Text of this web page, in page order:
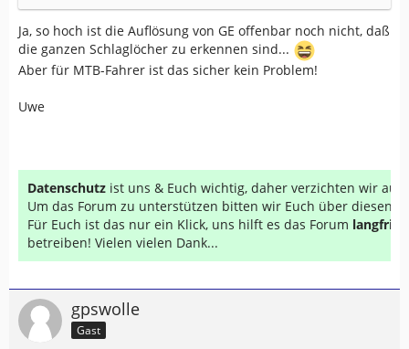
Ja, so hoch ist die Auflösung von GE offenbar noch nicht, daß
die ganzen Schlaglöcher zu erkennen sind...
Aber für MTB-Fahrer ist das sicher kein Problem!
Uwe
Datenschutz ist uns & Euch wichtig, daher verzichten wir auf
Um das Forum zu unterstützen bitten wir Euch über diesen
Für Euch ist das nur ein Klick, uns hilft es das Forum
betreiben! Vielen vielen Dank...
gpswolle
Gast